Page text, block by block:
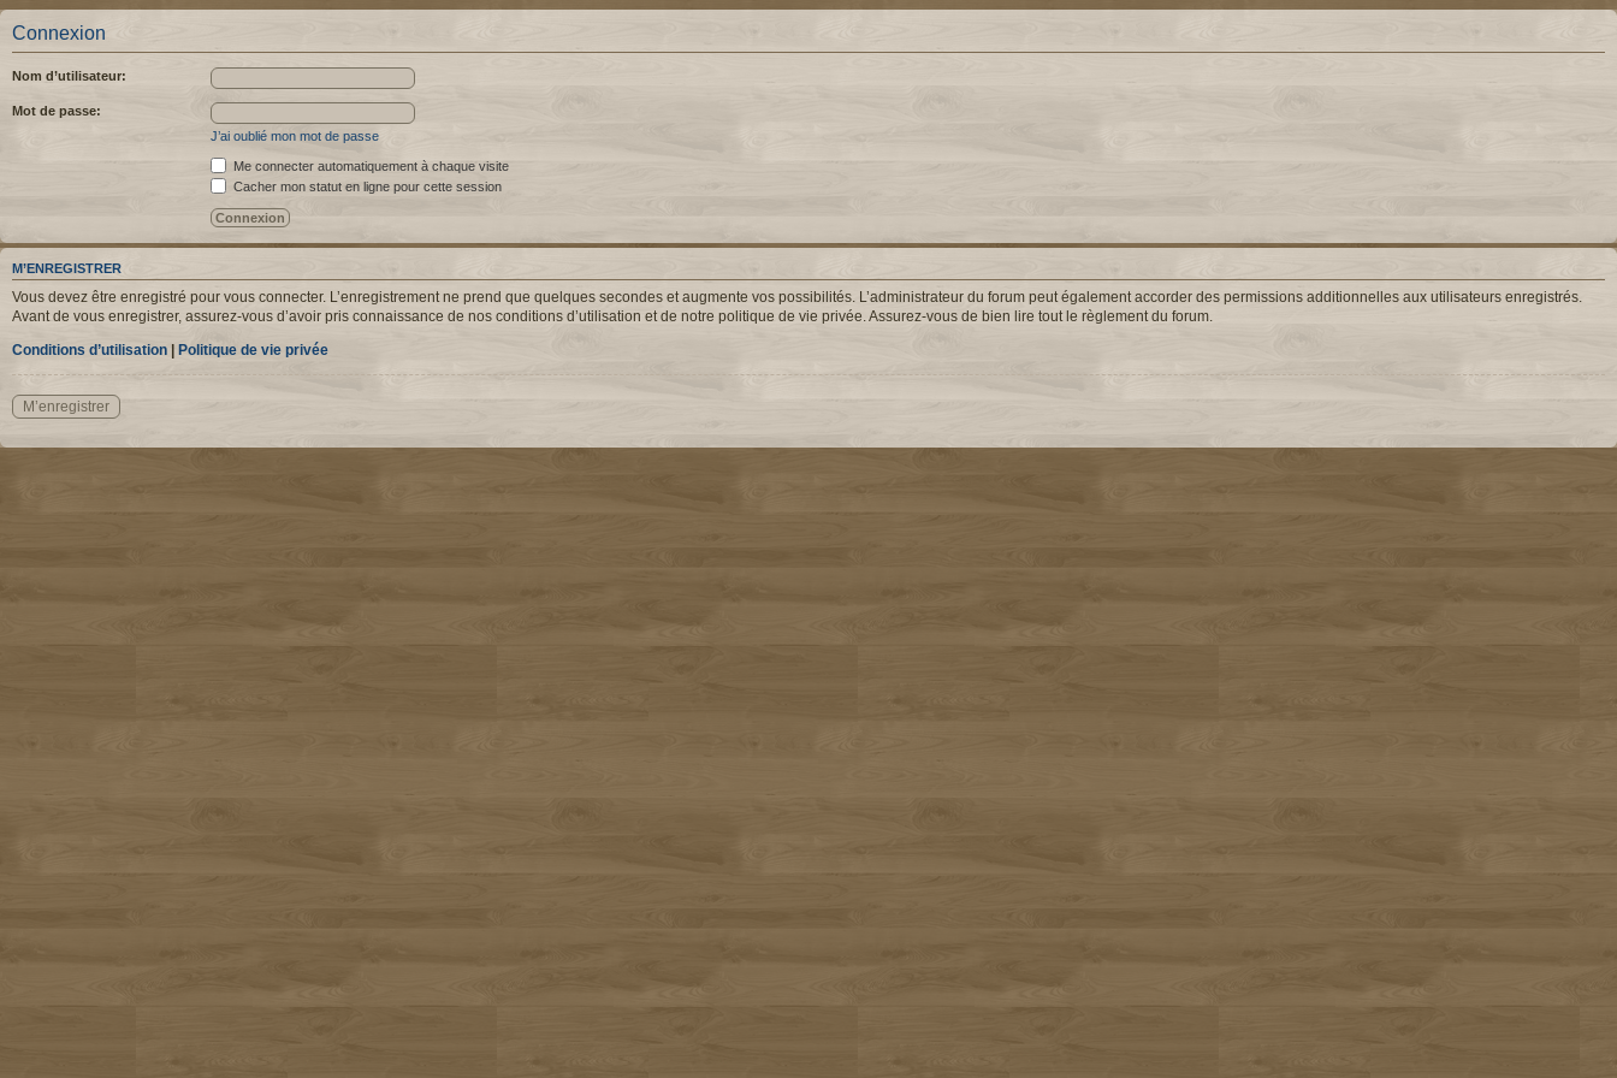
Connexion
Nom d’utilisateur:
Mot de passe:
J’ai oublié mon mot de passe
Me connecter automatiquement à chaque visite
Cacher mon statut en ligne pour cette session
M’ENREGISTRER
Vous devez être enregistré pour vous connecter. L’enregistrement ne prend que quelques secondes et augmente vos possibilités. L’administrateur du forum peut également accorder des permissions additionnelles aux utilisateurs enregistrés.
Avant de vous enregistrer, assurez-vous d’avoir pris connaissance de nos conditions d’utilisation et de notre politique de vie privée. Assurez-vous de bien lire tout le règlement du forum.
Conditions d’utilisation | Politique de vie privée
M’enregistrer